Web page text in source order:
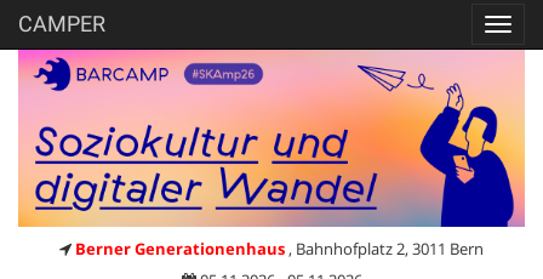
CAMPER
Berner Generationenhaus , Bahnhofplatz 2, 3011 Bern